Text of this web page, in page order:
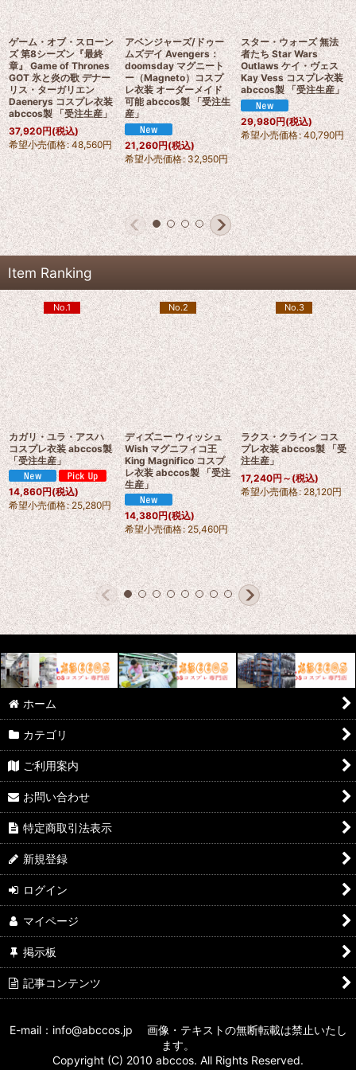
ゲーム・オブ・スローン
ズ 第8シーズン『最終
章』 Game of Thrones
GOT 氷と炎の歌 デナー
リス・ターガリエン
Daenerys コスプレ衣装
abccos製 「受注生産」
37,920円(税込)
希望小売価格: 48,560円
アベンジャーズ/ドゥー
ムズデイ Avengers：
doomsday マグニート
ー（Magneto）コスプ
レ衣装 オーダーメイド
可能 abccos製 「受注生
産」
21,260円(税込)
希望小売価格: 32,950円
スター・ウォーズ 無法
者たち Star Wars
Outlaws ケイ・ヴェス
Kay Vess コスプレ衣装
abccos製 「受注生産」
29,980円(税込)
希望小売価格: 40,790円
Item Ranking
No.1
カガリ・ユラ・アスハ
コスプレ衣装 abccos製
「受注生産」
14,860円(税込)
希望小売価格: 25,280円
No.2
ディズニー ウィッシュ
Wish マグニフィコ王
King Magnifico コスプ
レ衣装 abccos製 「受注
生産」
14,380円(税込)
希望小売価格: 25,460円
No.3
ラクス・クライン コス
プレ衣装 abccos製 「受
注生産」
17,240円～(税込)
希望小売価格: 28,120円
ホーム
カテゴリ
ご利用案内
お問い合わせ
特定商取引法表示
新規登録
ログイン
マイページ
掲示板
記事コンテンツ
E-mail：info@abccos.jp 画像・テキストの無断転載は禁止いたし
ます。
Copyright (C) 2010 abccos. All Rights Reserved.